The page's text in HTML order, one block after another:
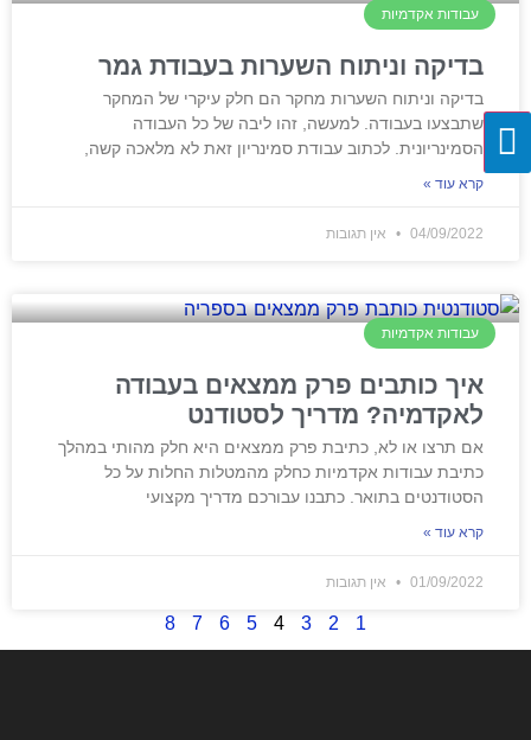
עבודות אקדמיות
בדיקה וניתוח השערות בעבודת גמר
בדיקה וניתוח השערות מחקר הם חלק עיקרי של המחקר
שתבצעו בעבודה. למעשה, זהו ליבה של כל העבודה
הסמינריונית. לכתוב עבודת סמינריון זאת לא מלאכה קשה,
קרא עוד »
04/09/2022 אין תגובות
עבודות אקדמיות
איך כותבים פרק ממצאים בעבודה
לאקדמיה? מדריך לסטודנט
אם תרצו או לא, כתיבת פרק ממצאים היא חלק מהותי במהלך
כתיבת עבודות אקדמיות כחלק מהמטלות החלות על כל
הסטודנטים בתואר. כתבנו עבורכם מדריך מקצועי
קרא עוד »
01/09/2022 אין תגובות
1
2
3
4
5
6
7
8